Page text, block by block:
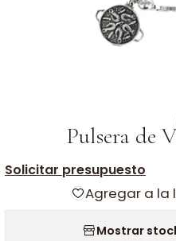
Pulsera de
Solicitar presupuesto
Agregar a la
Mostrar